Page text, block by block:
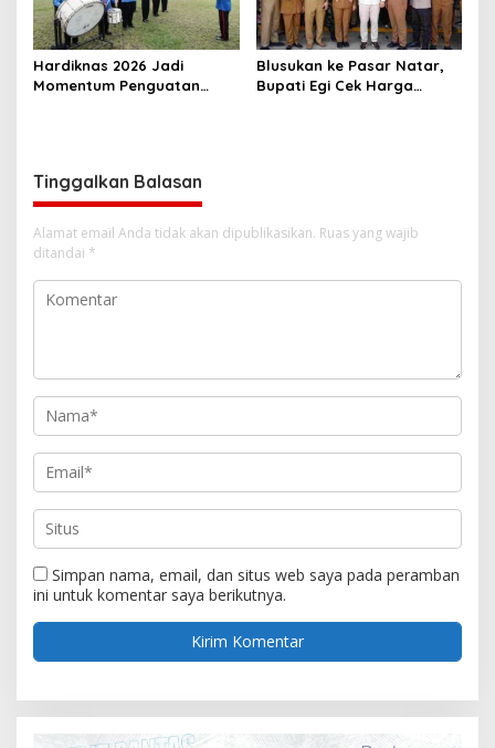
Hardiknas 2026 Jadi
Momentum Penguatan
Blusukan ke Pasar Natar,
Bupati Egi Cek Harga
Tinggalkan Balasan
Alamat email Anda tidak akan dipublikasikan. Ruas yang wajib
ditandai *
Simpan nama, email, dan situs web saya pada peramban
ini untuk komentar saya berikutnya.